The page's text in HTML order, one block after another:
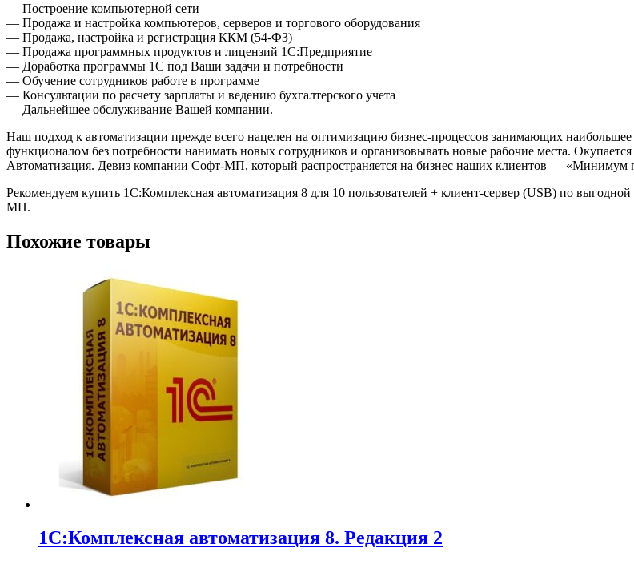
— Построение компьютерной сети
— Продажа и настройка компьютеров, серверов и торгового оборудования
— Продажа, настройка и регистрация ККМ (54-ФЗ)
— Продажа программных продуктов и лицензий 1С:Предприятие
— Доработка программы 1С под Ваши задачи и потребности
— Обучение сотрудников работе в программе
— Консультации по расчету зарплаты и ведению бухгалтерского учета
— Дальнейшее обслуживание Вашей компании.
Наш подход к автоматизации прежде всего нацелен на оптимизацию бизнес-процессов занимающих
функционалом без потребности нанимать новых сотрудников и организовывать новые рабочие места.
Автоматизация. Девиз компании Софт-МП, который распространяется на бизнес наших клиентов —
Рекомендуем купить 1С:Комплексная автоматизация 8 для 10 пользователей + клиент-сервер (USB) по
МП.
Похожие товары
1С:Комплексная автоматизация 8. Редакция 2